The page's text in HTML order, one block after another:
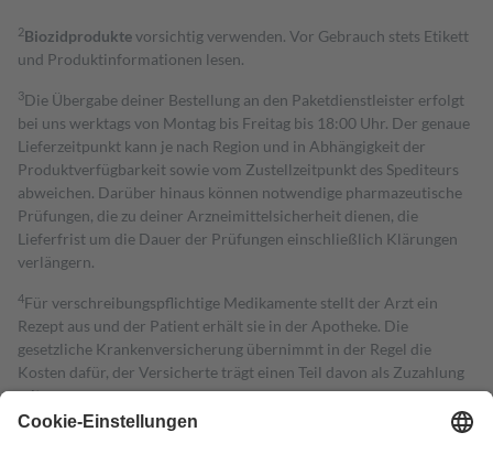
2Biozidproduktevorsichtig verwenden. Vor Gebrauch stets Etikett
und Produktinformationen lesen.
3Die Übergabe deiner Bestellung an den Paketdienstleister erfolgt
bei uns werktags von Montag bis Freitag bis 18:00 Uhr. Der genaue
Lieferzeitpunkt kann je nach Region und in Abhängigkeit der
Produktverfügbarkeit sowie vom Zustellzeitpunkt des Spediteurs
abweichen. Darüber hinaus können notwendige pharmazeutische
Prüfungen, die zu deiner Arzneimittelsicherheit dienen, die
Lieferfrist um die Dauer der Prüfungen einschließlich Klärungen
verlängern.
4Für verschreibungspflichtige Medikamente stellt der Arzt ein
Rezept aus und der Patient erhält sie in der Apotheke. Die
gesetzliche Krankenversicherung übernimmt in der Regel die
Kosten dafür, der Versicherte trägt einen Teil davon als Zuzahlung
mit.
Grundsätzlich leisten Mitglieder Zuzahlungen in Höhe von zehn